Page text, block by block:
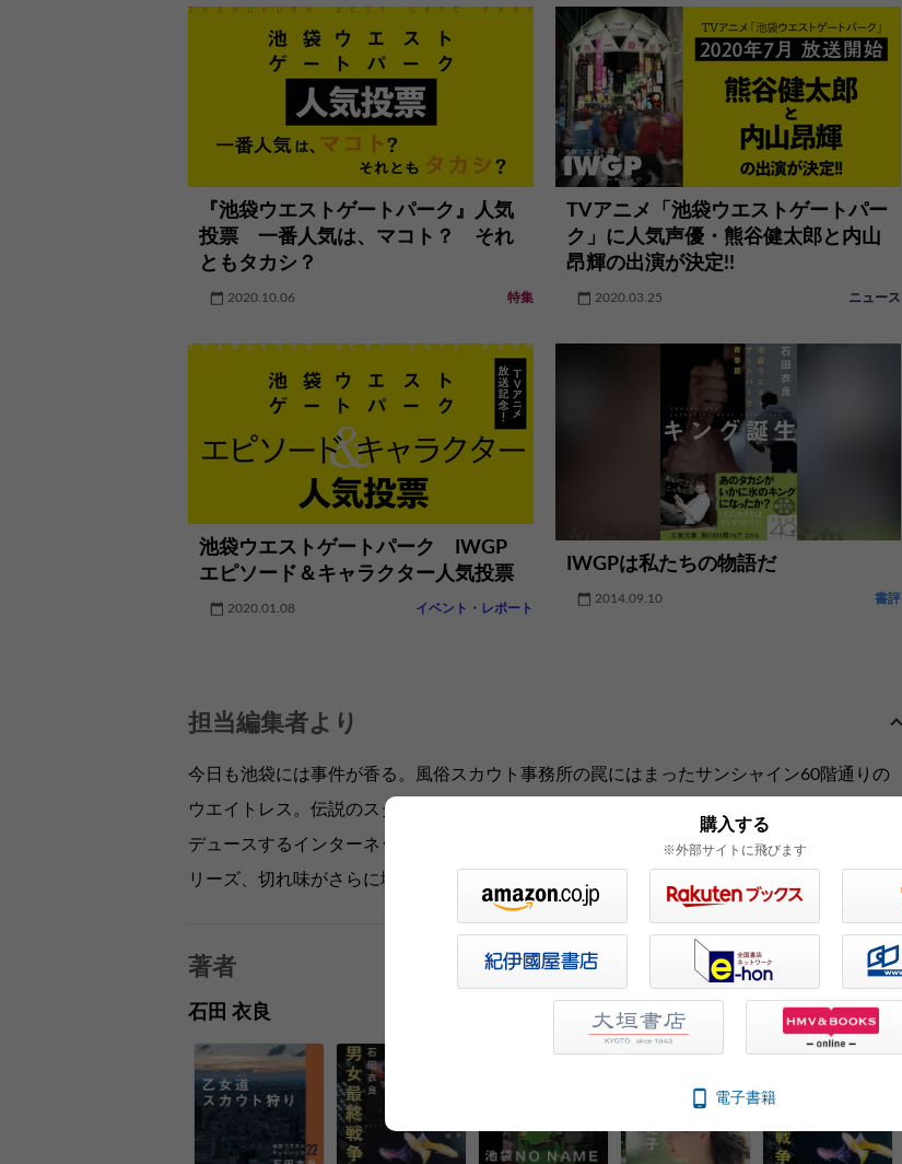
『池袋ウエストゲートパーク』人気
投票 一番人気は、マコト？ それ
ともタカシ？
2020.10.06 特集
TVアニメ「池袋ウエストゲートパー
ク」に人気声優・熊谷健太郎と内山
昂輝の出演が決定!!
2020.03.25 ニュース
池袋ウエストゲートパーク IWGP
エピソード＆キャラクター人気投票
2020.01.08 イベント・レポート
IWGPは私たちの物語だ
2014.09.10 書評
担当編集者より
今日も池袋には事件が香る。風俗スカウト事務所の罠にはまったサンシャイン60階通りの
ウエイトレス。伝説のスターが設立を夢見るロックミュージアムの真実。集団自殺をプロ
デュースするインターネットの“クモ男”——。ストリートの「今」を鮮やかに描くIWGPシ
リーズ、切れ味がさらに増した第5弾！ 解説・朱川湊人
著者
石田 衣良
購入する
※外部サイトに飛びます
電子書籍